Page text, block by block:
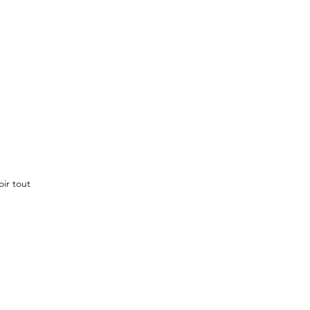
tout